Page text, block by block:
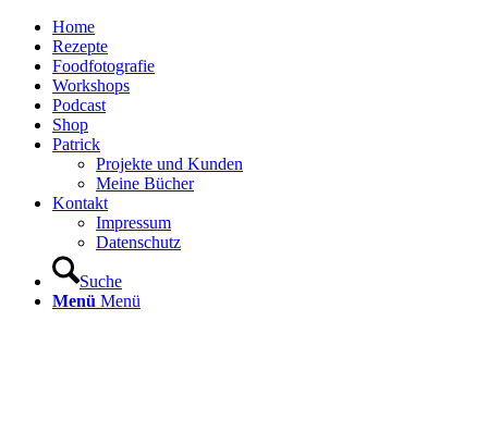
Home
Rezepte
Foodfotografie
Workshops
Podcast
Shop
Patrick
Projekte und Kunden
Meine Bücher
Kontakt
Impressum
Datenschutz
Suche
Menü Menü